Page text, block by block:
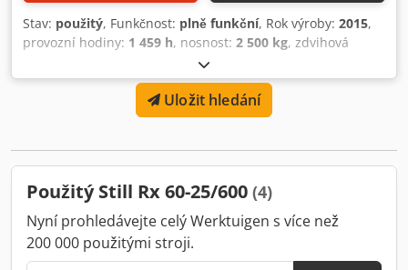
Stav: použitý, Funkčnost: plně funkční, Rok výroby: 2015,
provozní hodiny: 1 459 h, nosnost: 2 500 kg, zdvihová
, volný zdvih:1 725 mm
elektrický, typ stožáru:duplex, stavební výška:2 475 mm,
1 040 mm, délka vidlic:
, Elektrický čtyřkolový vysokozdvižný vozík
= 1 000 - 2 500 kg Typ stožáru: Duplex Stav: Repasováno
pneumatik: Superelastik Stav předních pneumatik: 80 - 100
% Typ zadních pneumatik: Superelastik Velikost zadních
pneumatik: Zcela nové Stav zadních pneumatik: Nové
Baterie voltáž: 80V Baterie kapacita: 775Ah Výrobce baterie:
Uložit hledání
Použitý Still Rx 60-25/600 (4)
Nyní prohledávejte celý Werktuigen s více než
200 000 použitými stroji.